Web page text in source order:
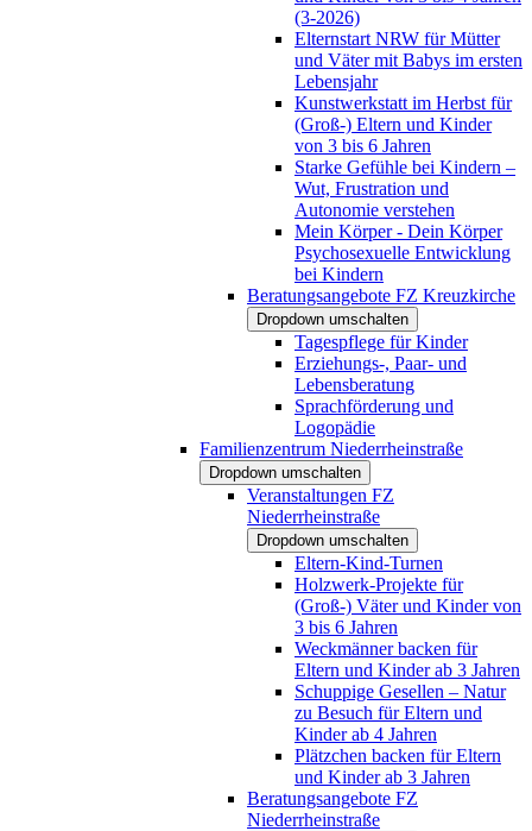
(3-2026)
Elternstart NRW für Mütter
und Väter mit Babys im ersten
Lebensjahr
Kunstwerkstatt im Herbst für
(Groß-) Eltern und Kinder
von 3 bis 6 Jahren
Starke Gefühle bei Kindern –
Wut, Frustration und
Autonomie verstehen
Mein Körper - Dein Körper
Psychosexuelle Entwicklung
bei Kindern
Beratungsangebote FZ Kreuzkirche
Dropdown umschalten
Tagespflege für Kinder
Erziehungs-, Paar- und
Lebensberatung
Sprachförderung und
Logopädie
Familienzentrum Niederrheinstraße
Dropdown umschalten
Veranstaltungen FZ
Niederrheinstraße
Dropdown umschalten
Eltern-Kind-Turnen
Holzwerk-Projekte für
(Groß-) Väter und Kinder von
3 bis 6 Jahren
Weckmänner backen für
Eltern und Kinder ab 3 Jahren
Schuppige Gesellen – Natur
zu Besuch für Eltern und
Kinder ab 4 Jahren
Plätzchen backen für Eltern
und Kinder ab 3 Jahren
Beratungsangebote FZ
Niederrheinstraße